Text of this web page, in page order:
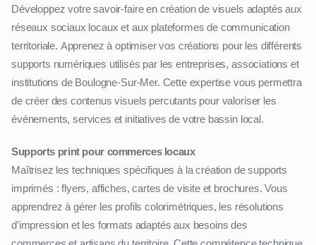
Développez votre savoir-faire en création de visuels adaptés aux
réseaux sociaux locaux et aux plateformes de communication
territoriale. Apprenez à optimiser vos créations pour les différents
supports numériques utilisés par les entreprises, associations et
institutions de Boulogne-Sur-Mer. Cette expertise vous permettra
de créer des contenus visuels percutants pour valoriser les
événements, services et initiatives de votre bassin local.
Supports print pour commerces locaux
Maîtrisez les techniques spécifiques à la création de supports
imprimés : flyers, affiches, cartes de visite et brochures. Vous
apprendrez à gérer les profils colorimétriques, les résolutions
d'impression et les formats adaptés aux besoins des